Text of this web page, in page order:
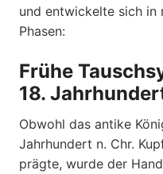
und entwickelte sich in
Phasen:
Frühe
18.
Obwohl das antike
Jahrhundert n. Chr.
prägte, wurde der